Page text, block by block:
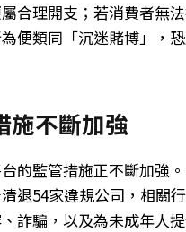
合理開支；若消費者無
便類同「沉迷賭博」，
施不斷加強
的監管措施正不斷加強
退54家違規公司，相關
詐騙，以及為未成年人